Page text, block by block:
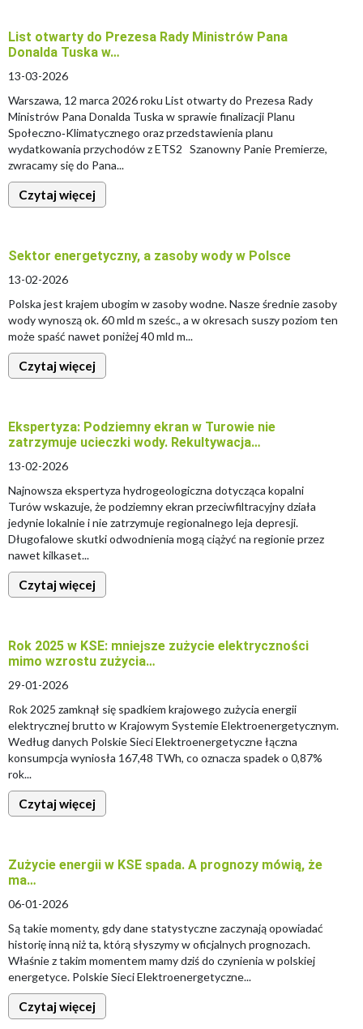
List otwarty do Prezesa Rady Ministrów Pana
Donalda Tuska w…
13-03-2026
Warszawa, 12 marca 2026 roku List otwarty do Prezesa Rady
Ministrów Pana Donalda Tuska w sprawie finalizacji Planu
Społeczno‑Klimatycznego oraz przedstawienia planu
wydatkowania przychodów z ETS2 Szanowny Panie Premierze,
zwracamy się do Pana...
Czytaj więcej
Sektor energetyczny, a zasoby wody w Polsce
13-02-2026
Polska jest krajem ubogim w zasoby wodne. Nasze średnie zasoby
wody wynoszą ok. 60 mld m sześc., a w okresach suszy poziom ten
może spaść nawet poniżej 40 mld m...
Czytaj więcej
Ekspertyza: Podziemny ekran w Turowie nie
zatrzymuje ucieczki wody. Rekultywacja…
13-02-2026
Najnowsza ekspertyza hydrogeologiczna dotycząca kopalni
Turów wskazuje, że podziemny ekran przeciwfiltracyjny działa
jedynie lokalnie i nie zatrzymuje regionalnego leja depresji.
Długofalowe skutki odwodnienia mogą ciążyć na regionie przez
nawet kilkaset...
Czytaj więcej
Rok 2025 w KSE: mniejsze zużycie elektryczności
mimo wzrostu zużycia…
29-01-2026
Rok 2025 zamknął się spadkiem krajowego zużycia energii
elektrycznej brutto w Krajowym Systemie Elektroenergetycznym.
Według danych Polskie Sieci Elektroenergetyczne łączna
konsumpcja wyniosła 167,48 TWh, co oznacza spadek o 0,87%
rok...
Czytaj więcej
Zużycie energii w KSE spada. A prognozy mówią, że
ma…
06-01-2026
Są takie momenty, gdy dane statystyczne zaczynają opowiadać
historię inną niż ta, którą słyszymy w oficjalnych prognozach.
Właśnie z takim momentem mamy dziś do czynienia w polskiej
energetyce. Polskie Sieci Elektroenergetyczne...
Czytaj więcej